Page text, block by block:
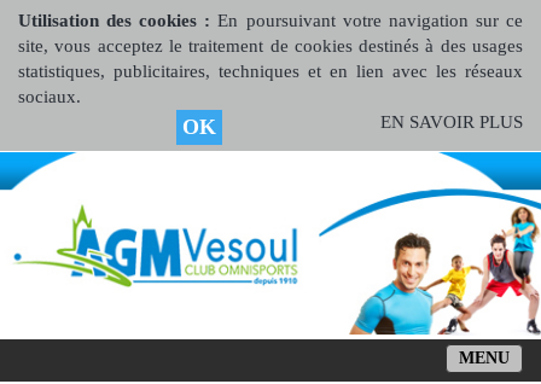
Utilisation des cookies :En poursuivant votre navigation sur ce
site, vous acceptez le traitement de cookies destinés à des usages
statistiques, publicitaires, techniques et en lien avec les réseaux
sociaux.
OK EN SAVOIR PLUS
MENU